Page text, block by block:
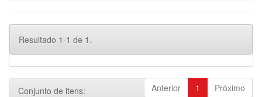
Resultado 1-1 de 1.
Anterior 1 Próximo
Conjunto de itens: